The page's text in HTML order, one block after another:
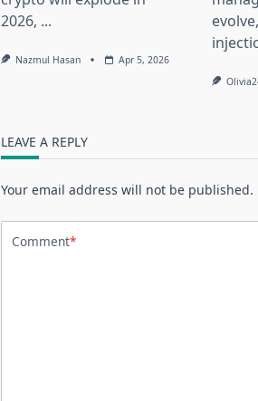
2026, ...
Nazmul Hasan Apr 5, 2026
LEAVE A REPLY
Your email address will not be published.
Comment*